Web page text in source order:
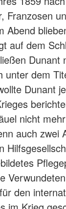
Franzosen
Abend
auf dem
Dunant
unter dem
Dunant
nicht
auch zwei
den